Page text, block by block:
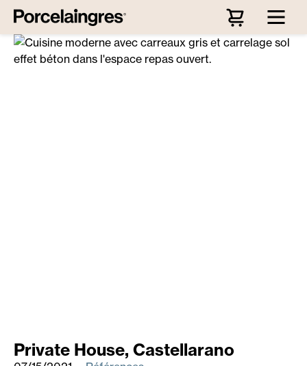
Passer au contenu principal
Private House, Castellarano